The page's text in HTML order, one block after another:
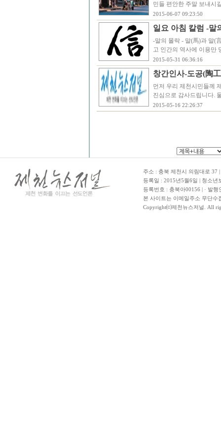
민들 편안한 주말 보내시
2015-06-07 09:23:50
일요 아침 칼럼 -말
-말의 몰락 - 말(馬)과 말(
고 인간의 역사에 이용만
2015-05-31 06:36:16
창간인사-도공(陶
먼저 우리 제천시민들께
진심으로 감사드립니다.
2015-05-16 22:26:37
주소 : 충북 제천시 의림대로 37
등록일 : 2015년5월6일 | 청소
등록번호 : 충북아00156 | · 발
본 사이트는 이메일주소 무단수
Copyright⒞제천뉴스저널. All